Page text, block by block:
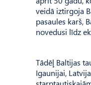
veidā iztirgoja
pasaules karš,
novedusi līdz
Tādēļ Baltijas
Igaunijai,